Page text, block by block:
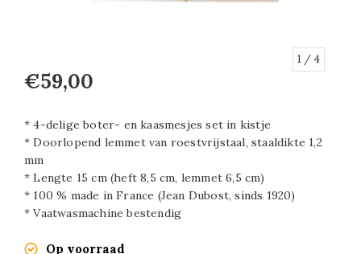
1 / 4
€59,00
* 4-delige boter- en kaasmesjes set in kistje
* Doorlopend lemmet van roestvrijstaal, staaldikte 1,2
mm
* Lengte 15 cm (heft 8,5 cm, lemmet 6,5 cm)
* 100 % made in France (Jean Dubost, sinds 1920)
* Vaatwasmachine bestendig
Op voorraad